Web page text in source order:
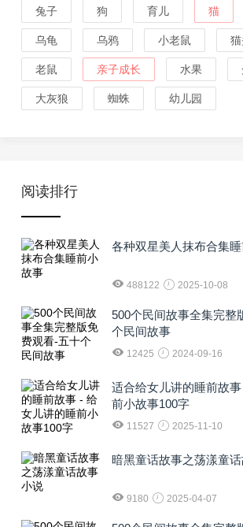
兔子 狗 育儿 猫
乌龟 乌鸦 小老鼠
老鼠 亲子成长 水果
大灰狼 蜘蛛 幼儿园
阅读排行
各种双星美人抹布合集
488122 2025-10-08
500个民间故事全集完整
个民间故事
12425 2024-09-16
适合给女儿讲的睡前故
前小故事100字
11527 2025-11-10
暗黑童话故事之荡漾童
9180 2025-04-07